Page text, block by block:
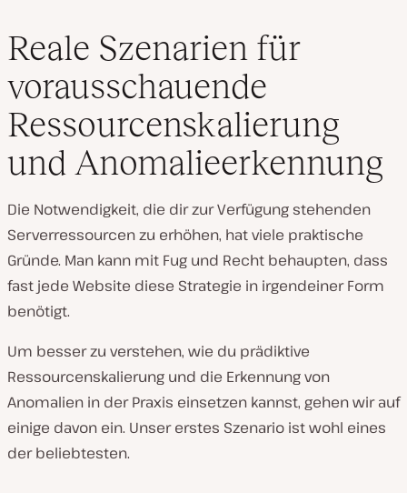
Reale Szenarien für
vorausschauende
Ressourcenskalierung
und Anomalieerkennung
Die Notwendigkeit, die dir zur Verfügung stehenden
Serverressourcen zu erhöhen, hat viele praktische
Gründe. Man kann mit Fug und Recht behaupten, dass
fast jede Website diese Strategie in irgendeiner Form
benötigt.
Um besser zu verstehen, wie du prädiktive
Ressourcenskalierung und die Erkennung von
Anomalien in der Praxis einsetzen kannst, gehen wir auf
einige davon ein. Unser erstes Szenario ist wohl eines
der beliebtesten.